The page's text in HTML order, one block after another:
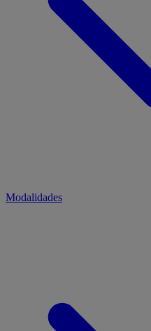
Modalidades